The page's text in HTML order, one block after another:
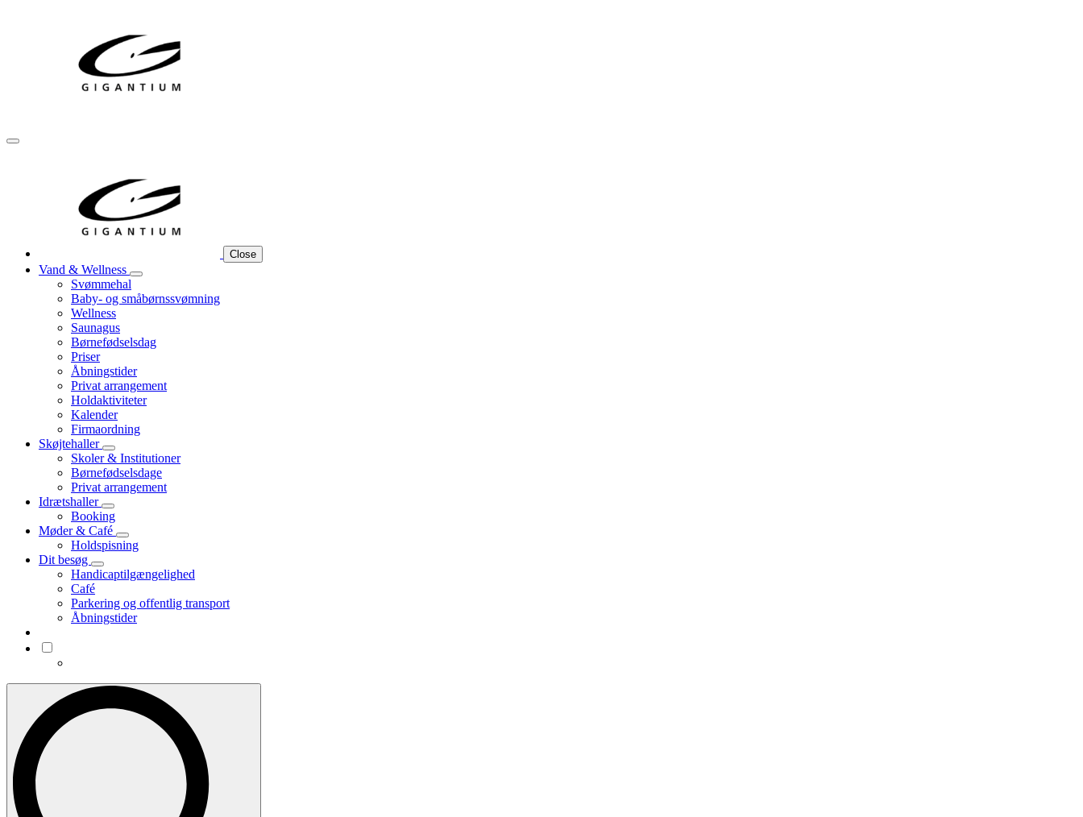
Close
Vand & Wellness
Svømmehal
Baby- og småbørnssvømning
Wellness
Saunagus
Børnefødselsdag
Priser
Åbningstider
Privat arrangement
Holdaktiviteter
Kalender
Firmaordning
Skøjtehaller
Skoler & Institutioner
Børnefødselsdage
Privat arrangement
Idrætshaller
Booking
Møder & Café
Holdspisning
Dit besøg
Handicaptilgængelighed
Café
Parkering og offentlig transport
Åbningstider